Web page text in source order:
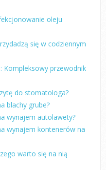
oleju
się w codziennym
Kompleksowy przewodnik
do stomatologa?
blachy grube?
wynajem autolawety?
wynajem kontenerów na
warto się na nią